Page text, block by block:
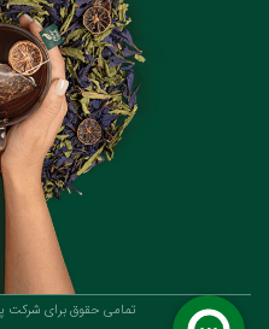
تمامی حقوق برای شرکت